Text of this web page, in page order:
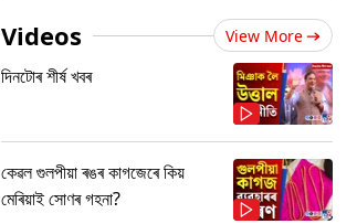
Videos View More
দিনটোৰ শীৰ্ষ খবৰ
কেৱল গুলপীয়া ৰঙৰ কাগজেৰে কিয়
মেৰিয়াই সোণৰ গহনা?